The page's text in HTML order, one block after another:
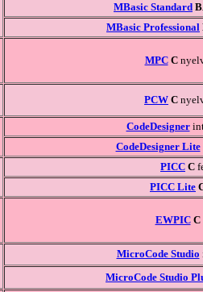
MBasic Standard
MBasic Professional
MPC C
PCW C
CodeDesigner
CodeDesigner Lite
PICC C
PICC Lite
EWPIC C
MicroCode Studio
MicroCode Studio